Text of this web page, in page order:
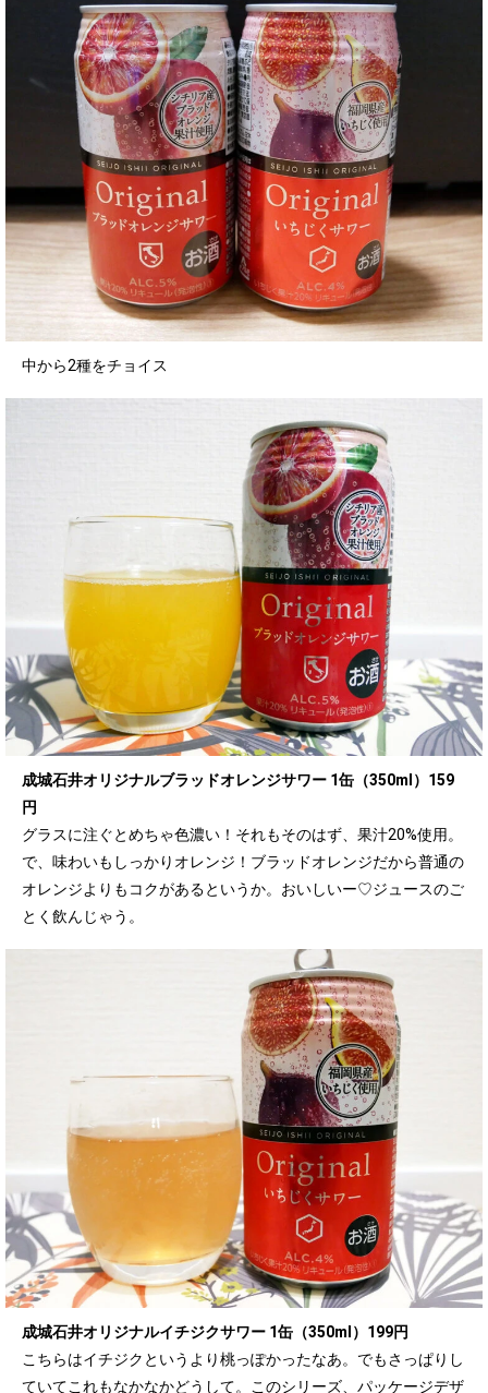
中から2種をチョイス
成城石井オリジナルブラッドオレンジサワー 1缶（350ml）159
円
グラスに注ぐとめちゃ色濃い！それもそのはず、果汁20%使用。
で、味わいもしっかりオレンジ！ブラッドオレンジだから普通の
オレンジよりもコクがあるというか。おいしいー♡ジュースのご
とく飲んじゃう。
成城石井オリジナルイチジクサワー 1缶（350ml）199円
こちらはイチジクというより桃っぽかったなあ。でもさっぱりし
ていてこれもなかなかどうして。このシリーズ、パッケージデザ